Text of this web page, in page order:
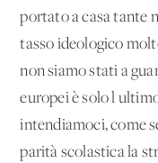
portato a casa tante
tasso ideologico
non siamo stati a
europei è solo
intendiamoci, come
parità scolastica la